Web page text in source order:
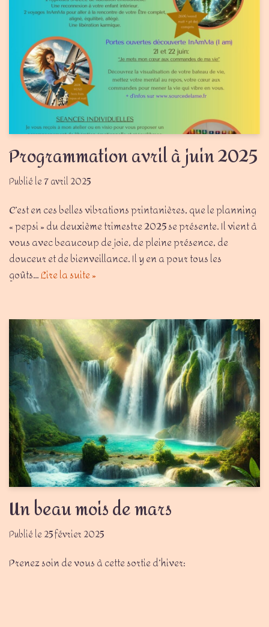
Programmation avril à juin 2025
7 avril 2025
C’est en ces belles vibrations printanières, que le planning
« pepsi » du deuxième trimestre 2025 se présente. Il vient à
vous avec beaucoup de joie, de pleine présence, de
douceur et de bienveillance. Il y en a pour tous les
goûts…Lire la suite »
Un beau mois de mars
25 février 2025
Prenez soin de vous à cette sortie d’hiver: